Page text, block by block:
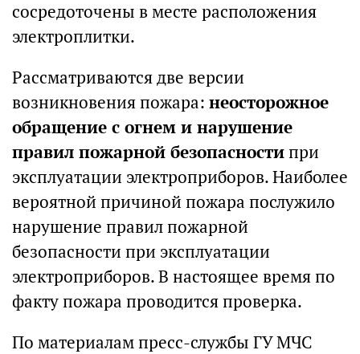
сосредоточены в месте расположения
электроплитки.
Рассматриваются две версии
возникновения пожара: неосторожное
обращение с огнем и нарушение
правил пожарной безопасностипри
эксплуатации электроприборов. Наиболее
вероятной причиной пожара послужило
нарушение правил пожарной
безопасности при эксплуатации
электроприборов. В настоящее время по
факту пожара проводится проверка.
По материалам пресс-службы ГУ МЧС